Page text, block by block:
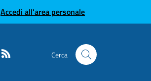
Accedi all'area personale
Cerca